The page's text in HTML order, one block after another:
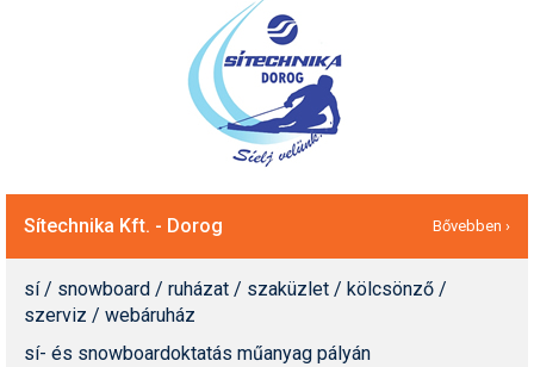
Sítechnika Kft. - Dorog Bővebben ›
sí / snowboard / ruházat / szaküzlet / kölcsönző /
szerviz / webáruház
sí- és snowboardoktatás műanyag pályán